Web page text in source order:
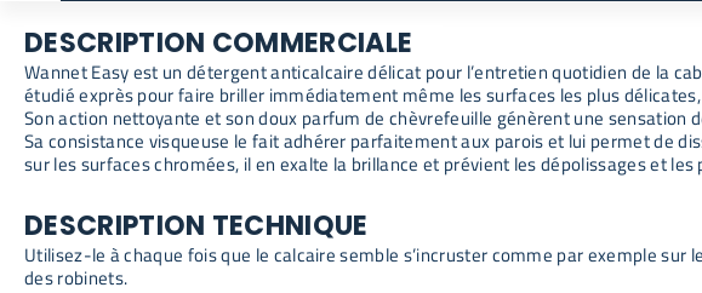
DESCRIPTION COMMERCIALE
Wannet Easy est un détergent anticalcaire délicat pour l’entretien quotidien de la
étudié exprès pour faire briller immédiatement même les surfaces les plus
Son action nettoyante et son doux parfum de chèvrefeuille génèrent une sensation
Sa consistance visqueuse le fait adhérer parfaitement aux parois et lui permet de
sur les surfaces chromées, il en exalte la brillance et prévient les dépolissages et les
DESCRIPTION TECHNIQUE
Utilisez-le à chaque fois que le calcaire semble s’incruster comme par exemple
des robinets.